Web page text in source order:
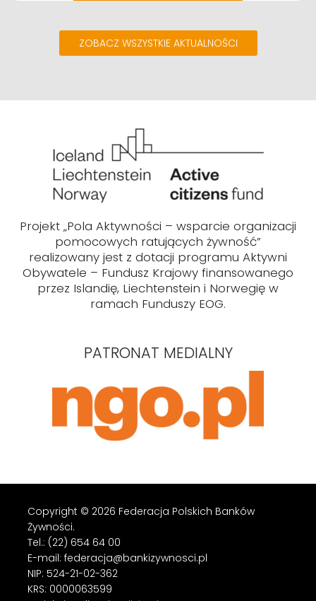
ZOBACZ WSZYSTKIE AKTUALNOŚCI
Projekt „Pola Aktywności – wsparcie organizacji
pomocowych ratujących żywność”
realizowany jest z dotacji programu Aktywni
Obywatele – Fundusz Krajowy finansowanego
przez Islandię, Liechtenstein i Norwegię w
ramach Funduszy EOG.
PATRONAT MEDIALNY
Copyright © 2026 Federacja Polskich Banków
Żywności.
Tel.: (22) 654 64 00
E-mail: federacja@bankizywnosci.pl
NIP: 524-21-02-362
KRS: 0000063599